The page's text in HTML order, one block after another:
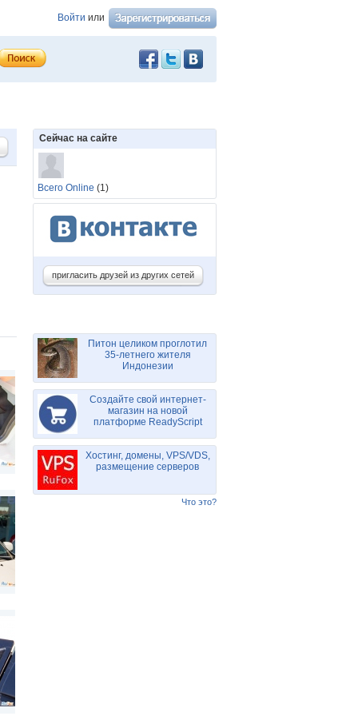
Войти или
Сейчас на сайте
Всего Online (1)
пригласить друзей из других сетей
Питон целиком проглотил
35-летнего жителя
Индонезии
Создайте свой интернет-
магазин на новой
платформе ReadyScript
Хостинг, домены, VPS/VDS,
размещение серверов
Что это?